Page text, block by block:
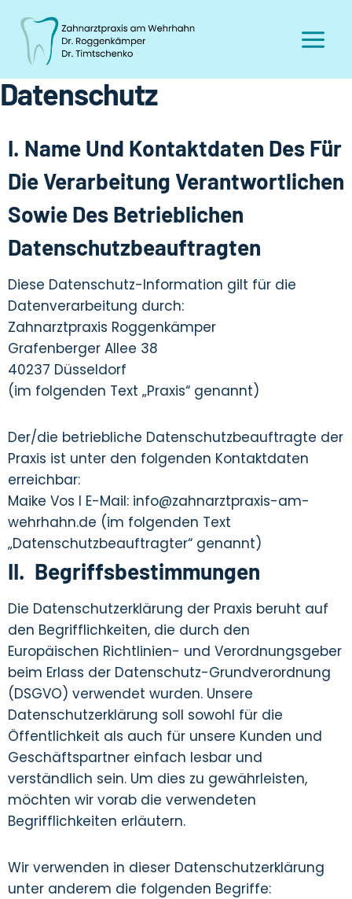
Datenschutz
I. Name Und Kontaktdaten Des Für
Die Verarbeitung Verantwortlichen
Sowie Des Betrieblichen
Datenschutzbeauftragten
Diese Datenschutz-Information gilt für die
Datenverarbeitung durch:
Zahnarztpraxis Roggenkämper
Grafenberger Allee 38
40237 Düsseldorf
(im folgenden Text „Praxis“ genannt)
Der/die betriebliche Datenschutzbeauftragte der
Praxis ist unter den folgenden Kontaktdaten
erreichbar:
Maike Vos I E-Mail: info@zahnarztpraxis-am-
wehrhahn.de (im folgenden Text
„Datenschutzbeauftragter“ genannt)
II. Begriffsbestimmungen
Die Datenschutzerklärung der Praxis beruht auf
den Begrifflichkeiten, die durch den
Europäischen Richtlinien- und Verordnungsgeber
beim Erlass der Datenschutz-Grundverordnung
(DSGVO) verwendet wurden. Unsere
Datenschutzerklärung soll sowohl für die
Öffentlichkeit als auch für unsere Kunden und
Geschäftspartner einfach lesbar und
verständlich sein. Um dies zu gewährleisten,
möchten wir vorab die verwendeten
Begrifflichkeiten erläutern.
Wir verwenden in dieser Datenschutzerklärung
unter anderem die folgenden Begriffe: